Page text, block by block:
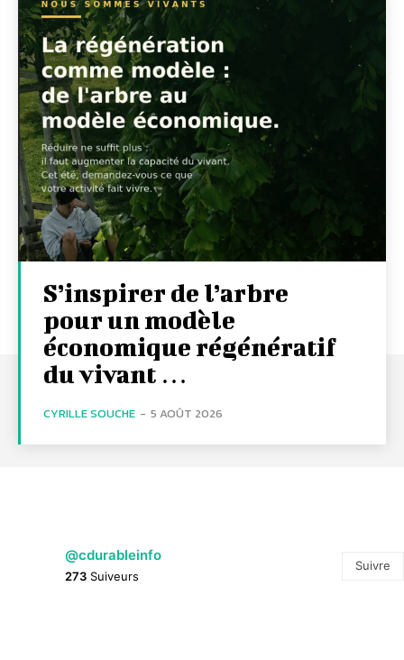
S’inspirer de l’arbre
pour un modèle
économique régénératif
du vivant …
CYRILLE SOUCHE - 5 AOÛT 2026
@cdurableinfo
273 Suiveurs
Suivre